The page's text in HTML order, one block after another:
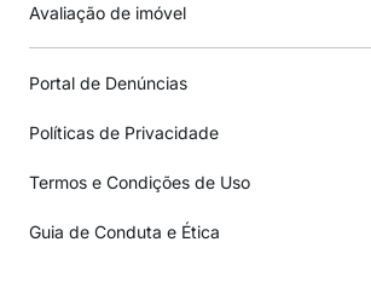
Avaliação de imóvel
Portal de Denúncias
Políticas de Privacidade
Termos e Condições de Uso
Guia de Conduta e Ética